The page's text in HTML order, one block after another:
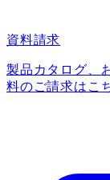
資料請求
製品カタログ、
料のご請求はこ